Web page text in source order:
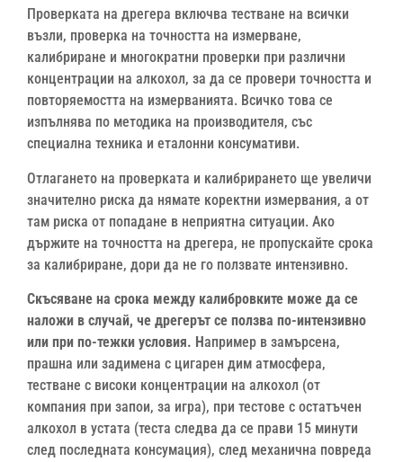
Проверката на дрегера включва тестване на всички
възли, проверка на точността на измерване,
калибриране и многократни проверки при различни
концентрации на алкохол, за да се провери точността и
повторяемостта на измерванията. Всичко това се
изпълнява по методика на производителя, със
специална техника и еталонни консумативи.
Отлагането на проверката и калибрирането ще увеличи
значително риска да нямате коректни измервания, а от
там риска от попадане в неприятна ситуации. Ако
държите на точността на дрегера, не пропускайте срока
за калибриране, дори да не го ползвате интензивно.
Скъсяване на срока между калибровките може да се
наложи в случай, че дрегерът се ползва по-интензивно
или при по-тежки условия. Например в замърсена,
прашна или задимена с цигарен дим атмосфера,
тестване с високи концентрации на алкохол (от
компания при запои, за игра), при тестове с остатъчен
алкохол в устата (теста следва да се прави 15 минути
след последната консумация), след механична повреда